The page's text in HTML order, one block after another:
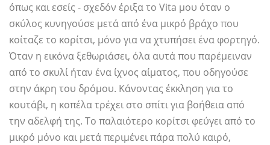
όπως και εσείς - σχεδόν έριξα το Vita μου όταν ο
σκύλος κυνηγούσε μετά από ένα μικρό βράχο που
κοίταζε το κορίτσι, μόνο για να χτυπήσει ένα φορτηγό.
Όταν η εικόνα ξεθωριάσει, όλα αυτά που παρέμειναν
από το σκυλί ήταν ένα ίχνος αίματος, που οδηγούσε
στην άκρη του δρόμου. Κάνοντας έκκληση για το
κουτάβι, η κοπέλα τρέχει στο σπίτι για βοήθεια από
την αδελφή της. Το παλαιότερο κορίτσι φεύγει από το
μικρό μόνο και μετά περιμένει πάρα πολύ καιρό,